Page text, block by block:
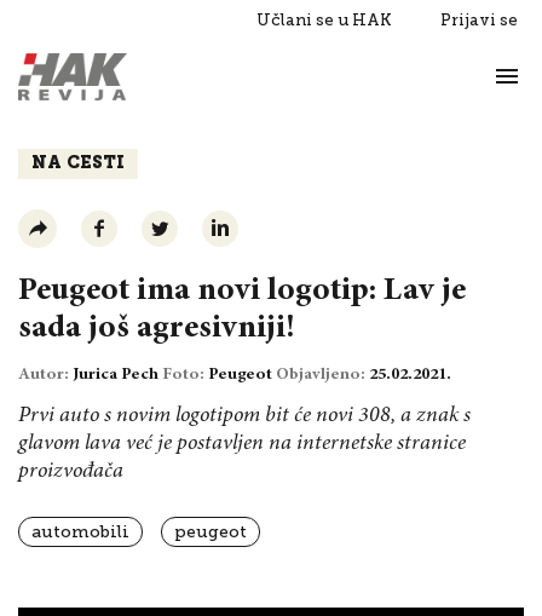
Učlani se u HAK Prijavi se
Razgovori
NA CESTI
Peugeot ima novi logotip: Lav je
sada još agresivniji!
Autor: Jurica Pech Foto: Peugeot Objavljeno: 25.02.2021.
Prvi auto s novim logotipom bit će novi 308, a znak s
glavom lava već je postavljen na internetske stranice
proizvođača
automobili peugeot